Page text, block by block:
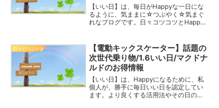
【いい日】は、毎日がHappyな一日にな
るように、気ままに☆つぶやく☆気まぐ
れなブログです。日々コツコツとHappy
誕生花花言葉:控えめな素晴らしさH...
日々のつぶやき
【電動キックスケーター】話題の
次世代乗り物/1.6いい日/マクドナ
ルドのお得情報
【いい日】は、Happyになるために、私
個人が、勝手に毎日いい日を認定してい
ます。より良くする活用法やその日の情